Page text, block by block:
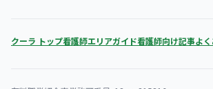
クーラ トップ看護師エリアガイド看護師向け記事よ